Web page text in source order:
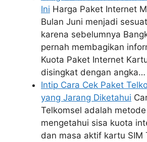
Ini Harga Paket Internet
Bulan Juni menjadi
karena sebelumnya
pernah membagikan
Kuota Paket Internet
disingkat dengan angka…
Intip Cara Cek Paket
yang Jarang Diketahui
Telkomsel adalah
mengetahui sisa kuota
dan masa aktif kartu SIM